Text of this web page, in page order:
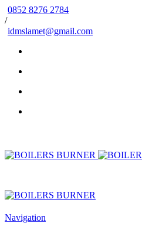
0852 8276 2784
/
idmslamet@gmail.com
Navigation